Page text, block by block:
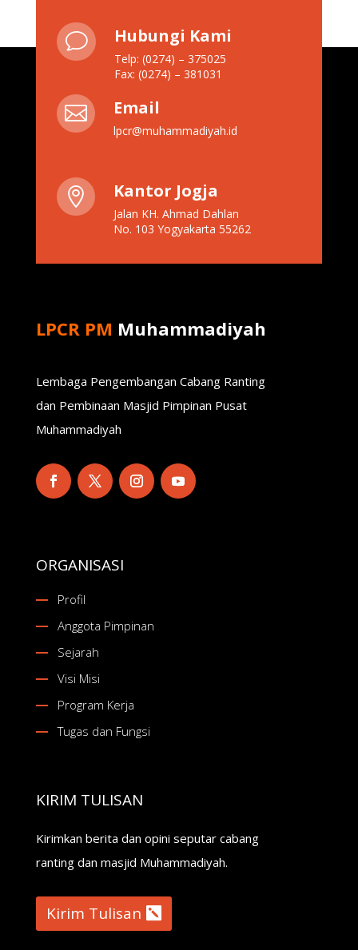
v Hubungi Kami
Telp: (0274) – 375025
Fax: (0274) – 381031
 Email
lpcr@muhammadiyah.id
 Kantor Jogja
Jalan KH. Ahmad Dahlan
No. 103 Yogyakarta 55262
LPCR PM Muhammadiyah
Lembaga Pengembangan Cabang Ranting
dan Pembinaan Masjid Pimpinan Pusat
Muhammadiyah
ORGANISASI
Profil
Anggota Pimpinan
Sejarah
Visi Misi
Program Kerja
Tugas dan Fungsi
KIRIM TULISAN
Kirimkan berita dan opini seputar cabang
ranting dan masjid Muhammadiyah.
Kirim Tulisan